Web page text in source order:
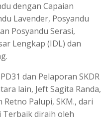
dengan Capaian
Lavender, Posyandu
Posyandu Serasi,
Lengkap (IDL) dan
dan Pelaporan SKDR
lain, Jeft Sagita Randa,
Palupi, SKM., dari
Terbaik diraih oleh